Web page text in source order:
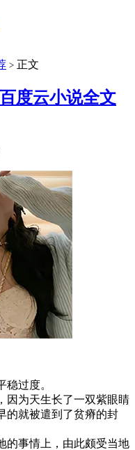
> 正文
度云小说全文
过度。
因为天生长了一双紫眼睛
的就被遣到了贫瘠的封
的事情上，由此颇受当地